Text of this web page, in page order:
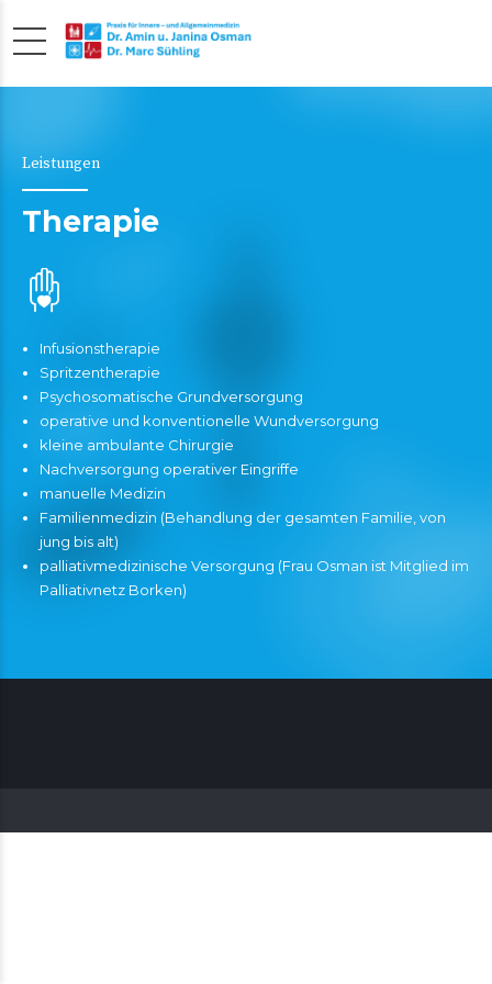
Leistungen
Therapie
Infusionstherapie
Spritzentherapie
Psychosomatische Grundversorgung
operative und konventionelle Wundversorgung
kleine ambulante Chirurgie
Nachversorgung operativer Eingriffe
manuelle Medizin
Familienmedizin (Behandlung der gesamten Familie, von
jung bis alt)
palliativmedizinische Versorgung (Frau Osman ist Mitglied im
Palliativnetz Borken)